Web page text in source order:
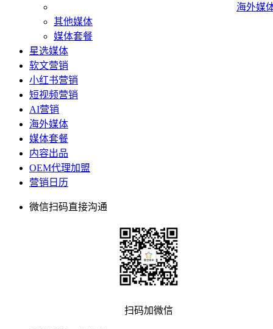
海外媒
其他媒体
媒体套餐
星选媒体
软文营销
小红书营销
短视频营销
AI营销
海外媒体
媒体套餐
内容出品
OEM代理加盟
营销日历
微信扫码直接沟通
扫码加微信